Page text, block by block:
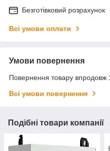
Безготівковий розрахунок
Всі умови оплати
Умови повернення
Повернення товару впродовж
Всі умови повернення
Подібні товари компанії